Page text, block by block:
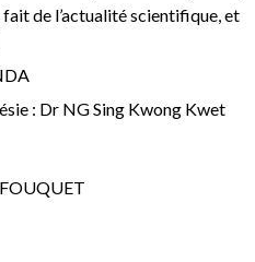
de l’actualité scientifique, et
: Dr NG Sing Kwong Kwet